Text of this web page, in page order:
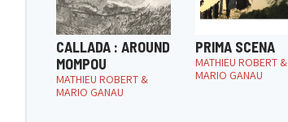
CALLADA : AROUND
MOMPOU
MATHIEU ROBERT &
MARIO GANAU
PRIMA SCENA
MATHIEU ROBERT &
MARIO GANAU